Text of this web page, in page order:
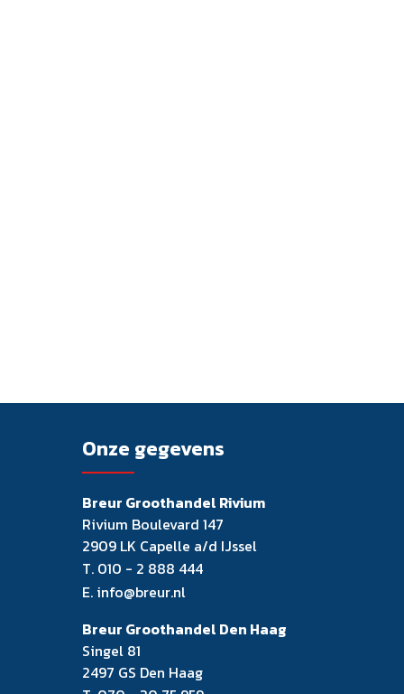
Onze gegevens
Breur Groothandel Rivium
Rivium Boulevard 147
2909 LK Capelle a/d IJssel
T. 010 - 2 888 444
E. info@breur.nl
Breur Groothandel Den Haag
Singel 81
2497 GS Den Haag